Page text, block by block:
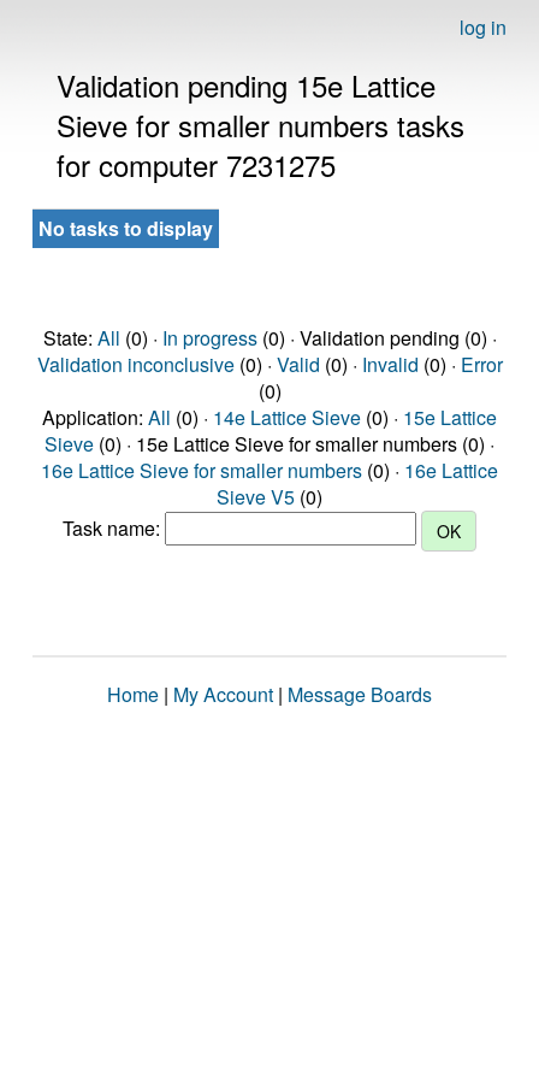
log in
Validation pending 15e Lattice
Sieve for smaller numbers tasks
for computer 7231275
No tasks to display
State: All (0) · In progress(0) · Validation pending (0) ·
Validation inconclusive(0) · Valid (0) · Invalid (0) · Error
(0)
Application: All (0) · 14e Lattice Sieve (0) · 15e Lattice
Sieve (0) · 15e Lattice Sieve for smaller numbers (0) ·
16e Lattice Sieve for smaller numbers (0) · 16e Lattice
Sieve V5 (0)
Task name:
Home | My Account | Message Boards